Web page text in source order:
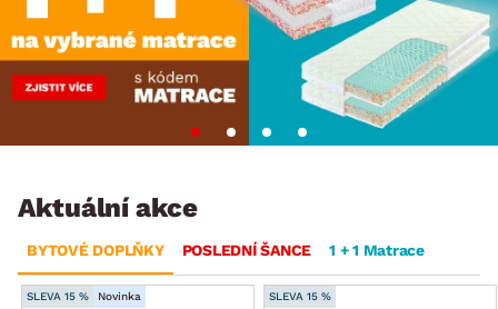
Aktuální akce
BYTOVÉ DOPLŇKY POSLEDNÍ ŠANCE 1 + 1 Matrace
SLEVA 15 % Novinka SLEVA 15 %